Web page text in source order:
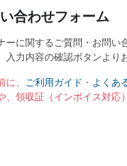
合わせフォーム
ーに関するご質問・お問い
入力内容の確認ボタンより
、 ご利用ガイド ・ よくあ
、領収証（インボイス対